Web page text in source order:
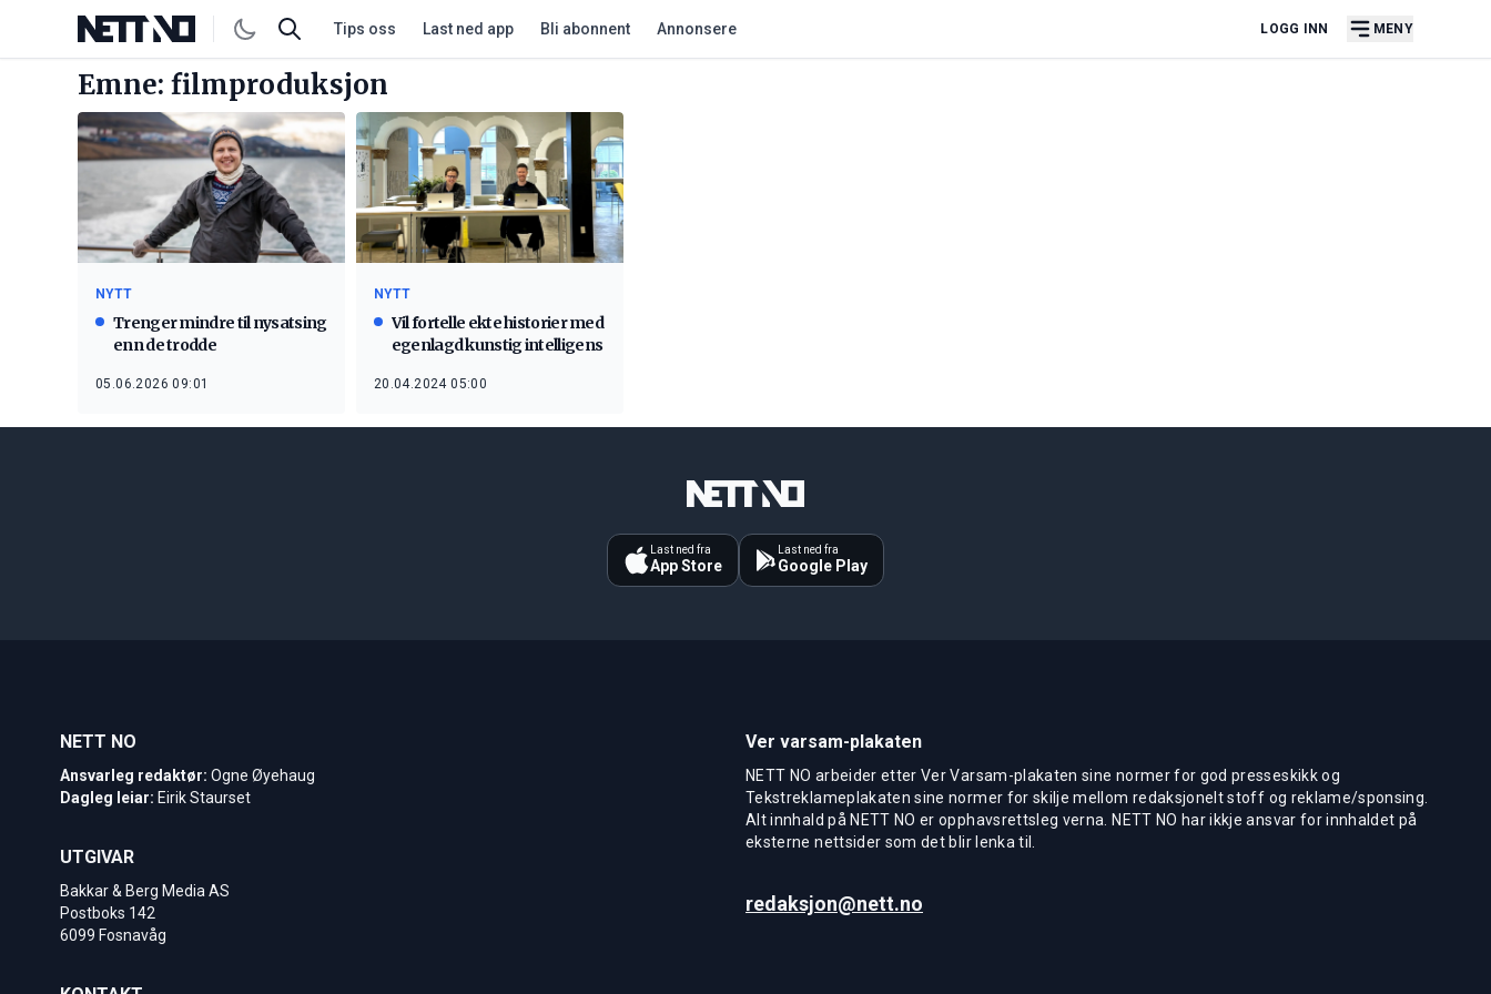
Tips oss Last ned app Bli abonnent Annonsere LOGG INN MENY
Emne: filmproduksjon
NYTT
Trenger mindre til nysatsing
enn de trodde
05.06.2026 09:01
NYTT
Vil fortelle ekte historier med
egenlagd kunstig intelligens
20.04.2024 05:00
Last ned fra
App Store
Last ned fra
Google Play
NETT NO
Ansvarleg redaktør: Ogne Øyehaug
Dagleg leiar: Eirik Staurset
UTGIVAR
Bakkar & Berg Media AS
Postboks 142
6099 Fosnavåg
Ver varsam-plakaten
NETT NO arbeider etter Ver Varsam-plakaten sine normer for god presseskikk og
Tekstreklameplakaten sine normer for skilje mellom redaksjonelt stoff og reklame/sponsing.
Alt innhald på NETT NO er opphavsrettsleg verna. NETT NO har ikkje ansvar for innhaldet på
eksterne nettsider som det blir lenka til.
redaksjon@nett.no